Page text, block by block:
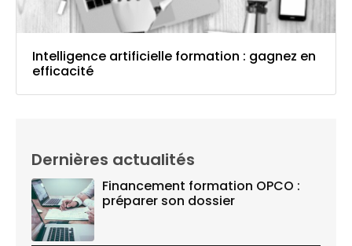
Intelligence artificielle formation : gagnez en
efficacité
Dernières actualités
Financement formation OPCO :
préparer son dossier